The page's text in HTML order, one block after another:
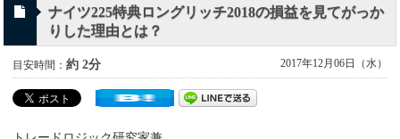
ナイツ225特典ロングリッチ2018の損益を見てがっか
りした理由とは？
目安時間：約 2分 2017年12月06日（水）